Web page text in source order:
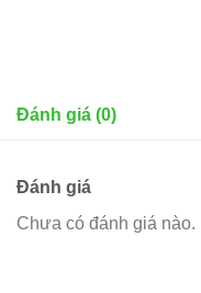
Đánh giá (0)
Đánh giá
Chưa có đánh giá nào.